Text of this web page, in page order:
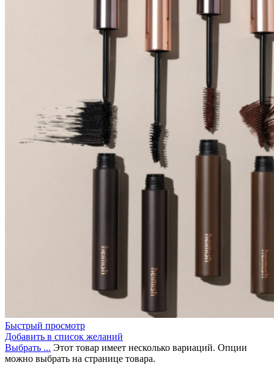
Быстрый просмотр
Добавить в список желаний
Выбрать ... Этот товар имеет несколько вариаций. Опции
можно выбрать на странице товара.